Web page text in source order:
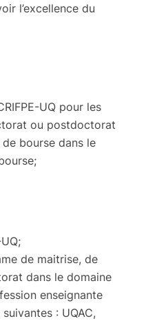
l’excellence du
UQ pour les
ou postdoctorat
bourse dans le
de maitrise, de
dans le domaine
enseignante
: UQAC,